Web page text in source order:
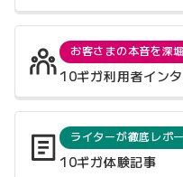
お客さまの本音を深
10ギガ利用者イン
ライターが徹底レポ
10ギガ体験記事